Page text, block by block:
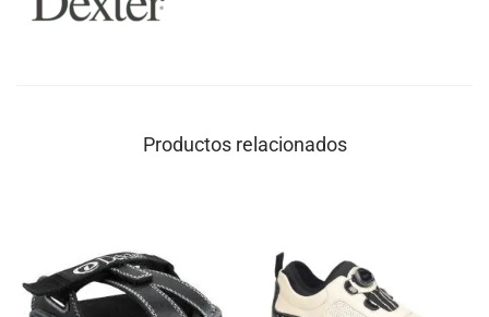
Productos relacionados